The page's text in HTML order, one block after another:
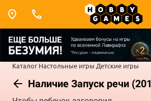
Каталог Настольные игры Детские игры
Наличие Запуск речи